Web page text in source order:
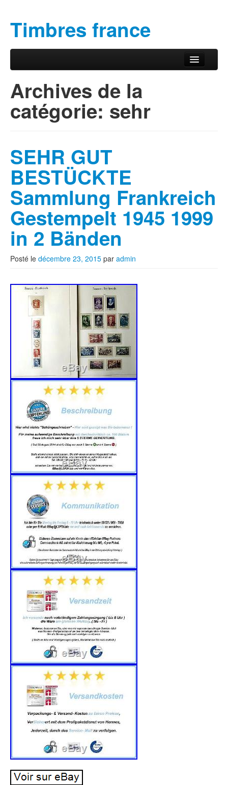
Timbres france
Menu principal
Archives de la
catégorie: sehr
SEHR GUT
BESTÜCKTE
Sammlung Frankreich
Gestempelt 1945 1999
in 2 Bänden
Posté le décembre 23, 2015 par admin